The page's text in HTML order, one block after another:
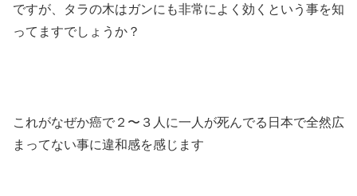
ですが、タラの木はガンにも非常によく効くという事を知
ってますでしょうか？
これがなぜか癌で２〜３人に一人が死んでる日本で全然広
まってない事に違和感を感じます